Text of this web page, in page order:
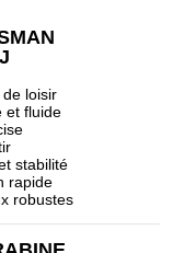
loisir
et fluide
stabilité
rapide
robustes